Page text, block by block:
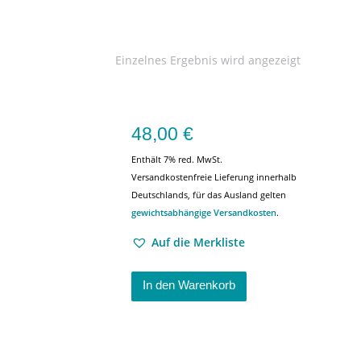
Einzelnes Ergebnis wird angezeigt
48,00 €
Enthält 7% red. MwSt.
Versandkostenfreie Lieferung innerhalb
Deutschlands, für das Ausland gelten
gewichtsabhängige Versandkosten.
Auf die Merkliste
In den Warenkorb